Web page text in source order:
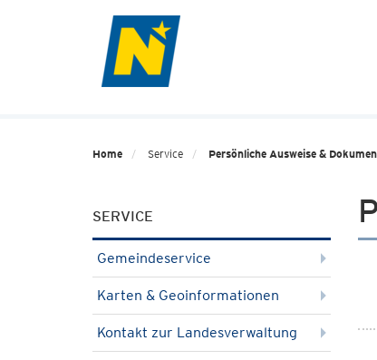
Home Service Persönliche Ausweise &
SERVICE
Gemeindeservice
Karten & Geoinformationen
Kontakt zur Landesverwaltung